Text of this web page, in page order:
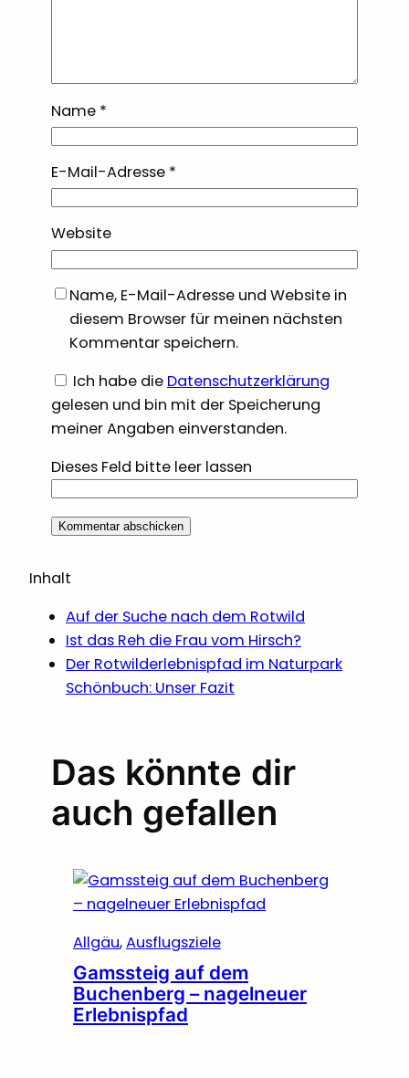
Name *
E-Mail-Adresse *
Website
Name, E-Mail-Adresse und Website in
diesem Browser für meinen nächsten
Kommentar speichern.
Ich habe die Datenschutzerklärung
gelesen und bin mit der Speicherung
meiner Angaben einverstanden.
Dieses Feld bitte leer lassen
Inhalt
Auf der Suche nach dem Rotwild
Ist das Reh die Frau vom Hirsch?
Der Rotwilderlebnispfad im Naturpark
Schönbuch: Unser Fazit
Das könnte dir
auch gefallen
Allgäu, Ausflugsziele
Gamssteig auf dem
Buchenberg – nagelneuer
Erlebnispfad